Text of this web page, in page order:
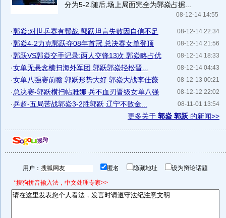
分为5-2.随后,场上局面完全为郭焱占据...
08-12-14 14:55
08-12-14 22:34
·郭焱:对世乒赛有帮战 郭跃坦言失败因自信不足
08-12-14 21:56
·郭焱4-2力克郭跃夺08年首冠 总决赛女单登顶
08-12-14 18:33
·郭跃VS郭焱交手记录:两人交锋13次 郭焱略占优
08-12-14 04:43
·女单无悬念横扫海外军团 郭跃郭焱轻松晋...
08-12-13 00:21
·女单八强赛前瞻:郭跃形势大好 郭焱大战李佳薇
08-12-12 22:02
·总决赛-郭跃横扫帖雅娜 兵不血刃晋级女单八强
08-11-01 13:54
·乒超-五局苦战郭焱3-2胜郭跃 辽宁不败金...
更多关于 郭焱 郭跃 的新闻>>
用户： 匿名 隐藏地址 设为辩论话题
*搜狗拼音输入法，中文处理专家>>